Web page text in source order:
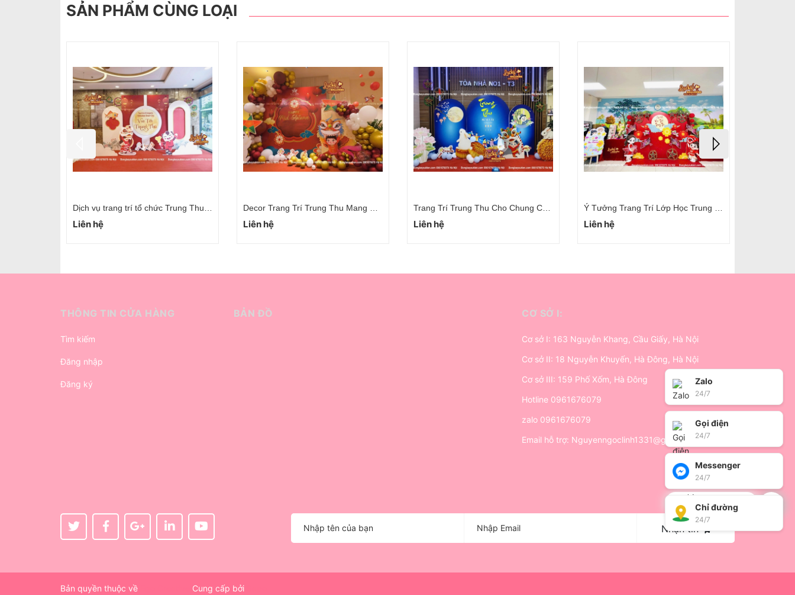
SẢN PHẨM CÙNG LOẠI
Trang Trí Trung Thu Cho Chung Cư Tòa Nhà Tại Hà Nội
Liên hệ Liên hệ Liên hệ Liên hệ
THÔNG TIN CỬA HÀNG
Tìm kiếm
Đăng nhập
Đăng ký
BẢN ĐỒ CƠ SỞ I:
Cơ sở I: 163 Nguyễn Khang, Cầu Giấy, Hà Nội
Cơ sở II: 18 Nguyễn Khuyến, Hà Đông, Hà Nội
Cơ sở III: 159 Phố Xốm, Hà Đông
Hotline 0961676079
zalo 0961676079
Email hỗ trợ: Nguyenngoclinh1331@gmail.com
Nhận tin
Bản quyền thuộc về Cung cấp bởi
Mình có thể giúp gì bạn
Zalo
24/7
Gọi điện
24/7
Messenger
24/7
Chỉ đường
24/7